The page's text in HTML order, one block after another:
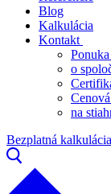
Blog
Kalkulácia
Kontakt
o
na
Bezplatná kalkulácia